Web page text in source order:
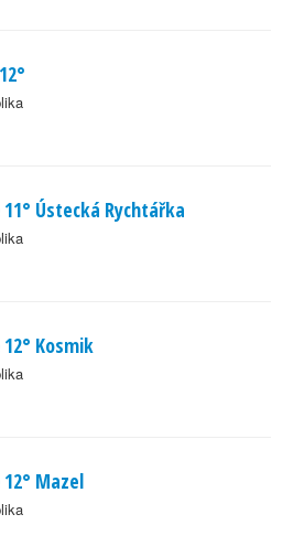
11° Ústecká Rychtářka
Kosmik
Mazel